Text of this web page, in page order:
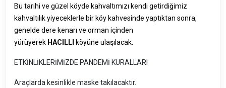
Bu tarihi ve güzel köyde kahvaltımızı kendi getirdiğimiz
kahvaltılık yiyeceklerle bir köy kahvesinde yaptıktan sonra,
genelde dere kenarı ve orman içinden
yürüyerek HACILLI köyüne ulaşılacak.
ETKİNLİKLERİMİZDE PANDEMİ KURALLARI
Araçlarda kesinlikle maske takılacaktır.